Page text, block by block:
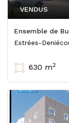
Ensemble de
VENDUS
Estrées-
630 m2